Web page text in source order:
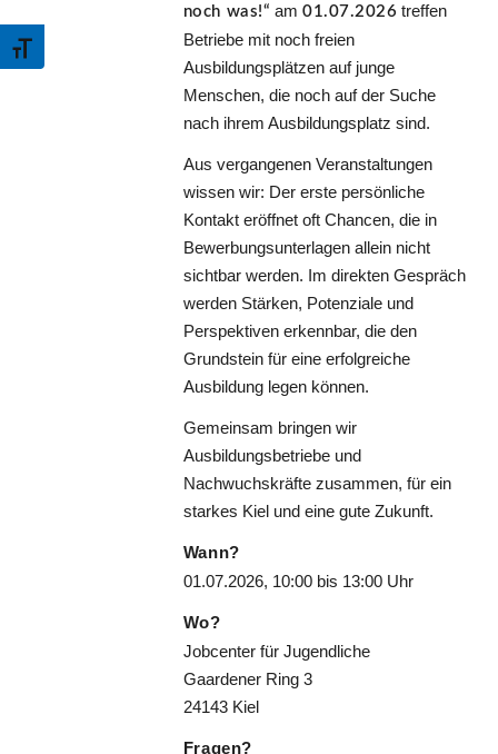
Schrift vergrößern
noch was!“ am01.07.2026 treffen
Betriebe mit noch freien
Ausbildungsplätzen auf junge
Menschen, die noch auf der Suche
nach ihrem Ausbildungsplatz sind.
Aus vergangenen Veranstaltungen
wissen wir: Der erste persönliche
Kontakt eröffnet oft Chancen, die in
Bewerbungsunterlagen allein nicht
sichtbar werden. Im direkten Gespräch
werden Stärken, Potenziale und
Perspektiven erkennbar, die den
Grundstein für eine erfolgreiche
Ausbildung legen können.
Gemeinsam bringen wir
Ausbildungsbetriebe und
Nachwuchskräfte zusammen, für ein
starkes Kiel und eine gute Zukunft.
Wann?
01.07.2026, 10:00 bis 13:00 Uhr
Wo?
Jobcenter für Jugendliche
Gaardener Ring 3
24143 Kiel
Fragen?